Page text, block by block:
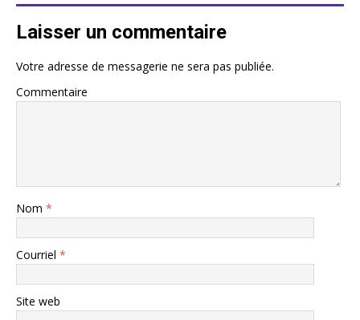
Laisser un commentaire
Votre adresse de messagerie ne sera pas publiée.
Commentaire
Nom *
Courriel *
Site web